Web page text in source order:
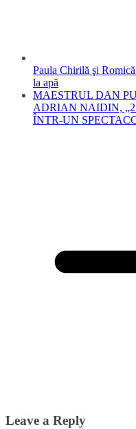
Paula Chirilă şi
la apă
MAESTRUL DAN
ADRIAN NAIDIN,
ÎNTR-UN
Leave a Reply